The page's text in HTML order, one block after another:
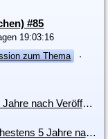
#85
19:03:16
zum Thema
·
i156: Schutzdauer - Bis zum Tod, oder 10 Jahre nach Veröffentlichung
i147: Schutzdauer - 1 Jahr nach Tod, fruehestens 5 Jahre nach Veröffentlichung